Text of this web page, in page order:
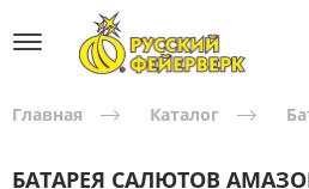
Главная Каталог
БАТАРЕЯ САЛЮТОВ